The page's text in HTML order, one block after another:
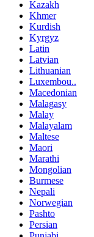
Kazakh
Khmer
Kurdish
Kyrgyz
Latin
Latvian
Lithuanian
Luxembou..
Macedonian
Malagasy
Malay
Malayalam
Maltese
Maori
Marathi
Mongolian
Burmese
Nepali
Norwegian
Pashto
Persian